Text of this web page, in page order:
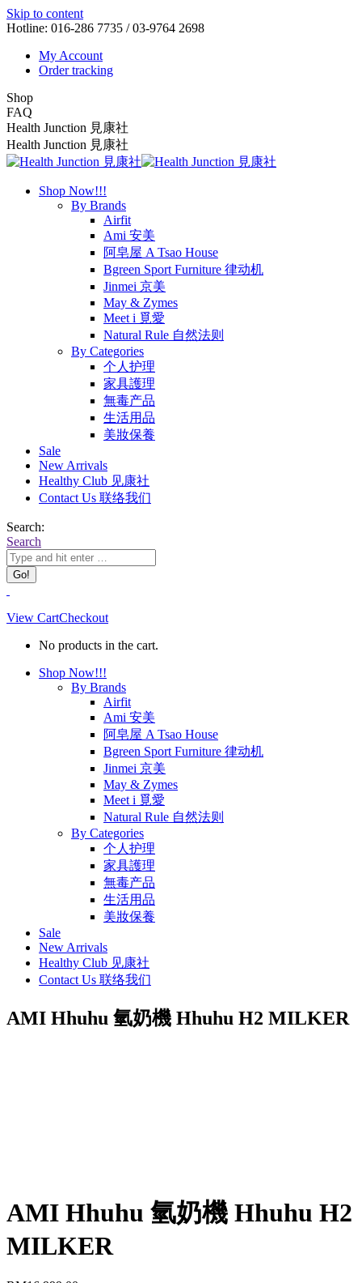
Skip to content
Hotline: 016-286 7735 / 03-9764 2698
My Account
Order tracking
Shop
FAQ
Health Junction 見康社
Health Junction 見康社
Shop Now!!!
By Brands
Airfit
Ami 安美
阿皂屋 A Tsao House
Bgreen Sport Furniture 律动机
Jinmei 京美
May & Zymes
Meet i 覓愛
Natural Rule 自然法则
By Categories
个人护理
家具護理
無毒产品
生活用品
美妝保養
Sale
New Arrivals
Healthy Club 见康社
Contact Us 联络我们
Search:
Search
View CartCheckout
No products in the cart.
Shop Now!!!
By Brands
Airfit
Ami 安美
阿皂屋 A Tsao House
Bgreen Sport Furniture 律动机
Jinmei 京美
May & Zymes
Meet i 覓愛
Natural Rule 自然法则
By Categories
个人护理
家具護理
無毒产品
生活用品
美妝保養
Sale
New Arrivals
Healthy Club 见康社
Contact Us 联络我们
AMI Hhuhu 氫奶機 Hhuhu H2 MILKER
AMI Hhuhu 氫奶機 Hhuhu H2
MILKER